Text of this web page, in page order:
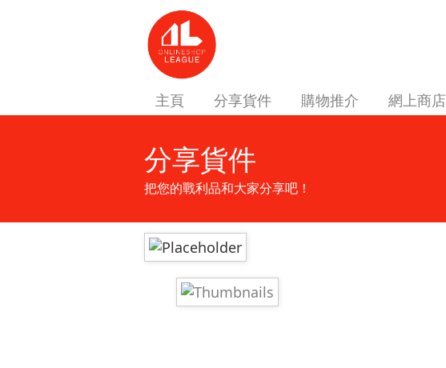
主頁 分享貨件 購物推介 網上商店
分享貨件
把您的戰利品和大家分享吧！